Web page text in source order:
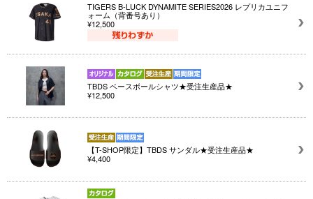
TIGERS B-LUCK DYNAMITE SERIES2026 レプリカユニフ
ォーム（背番号あり）
¥12,500
TBDS ベースボールシャツ★受注生産品★
¥12,500
【T-SHOP限定】TBDS サンダル★受注生産品★
¥4,400